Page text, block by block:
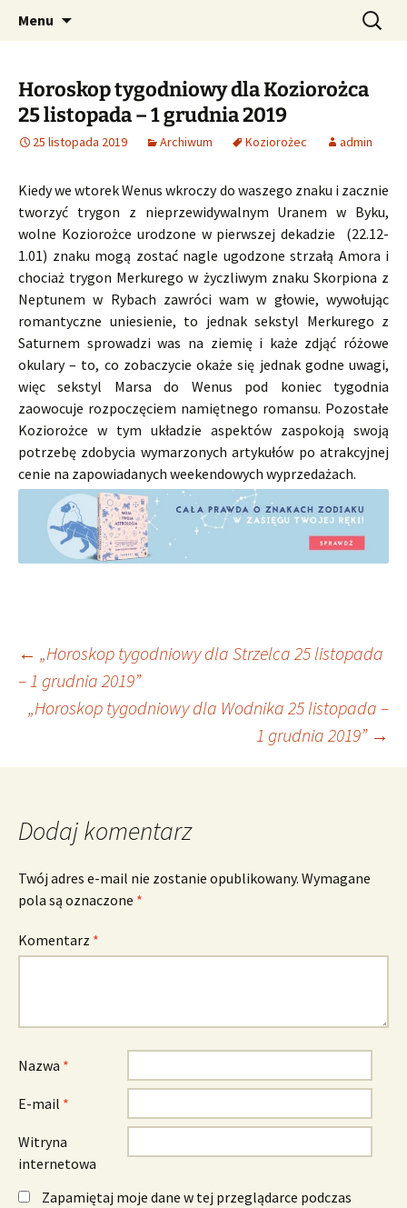
CzaroMarowy horoskop
dzienny, miesięczny i
tygodniowy
Profesjonalne przepowiednie astrologiczne
Menu Szukaj:
Horoskop tygodniowy dla Koziorożca
25 listopada – 1 grudnia 2019
25 listopada 2019 Archiwum Koziorożec admin
Kiedy we wtorek Wenus wkroczy do waszego znaku i zacznie
tworzyć trygon z nieprzewidywalnym Uranem w Byku,
wolne Koziorożce urodzone w pierwszej dekadzie (22.12-
1.01) znaku mogą zostać nagle ugodzone strzałą Amora i
chociaż trygon Merkurego w życzliwym znaku Skorpiona z
Neptunem w Rybach zawróci wam w głowie, wywołując
romantyczne uniesienie, to jednak sekstyl Merkurego z
Saturnem sprowadzi was na ziemię i każe zdjąć różowe
okulary – to, co zobaczycie okaże się jednak godne uwagi,
więc sekstyl Marsa do Wenus pod koniec tygodnia
zaowocuje rozpoczęciem namiętnego romansu. Pozostałe
Koziorożce w tym układzie aspektów zaspokoją swoją
potrzebę zdobycia wymarzonych artykułów po atrakcyjnej
cenie na zapowiadanych weekendowych wyprzedażach.
Nawigacja
wpisu
← „Horoskop tygodniowy dla Strzelca 25 listopada
– 1 grudnia 2019”
„Horoskop tygodniowy dla Wodnika 25 listopada –
1 grudnia 2019” →
Dodaj komentarz
Twój adres e-mail nie zostanie opublikowany. Wymagane
pola są oznaczone *
Komentarz *
Nazwa *
E-mail *
Witryna
internetowa
Zapamiętaj moje dane w tej przeglądarce podczas